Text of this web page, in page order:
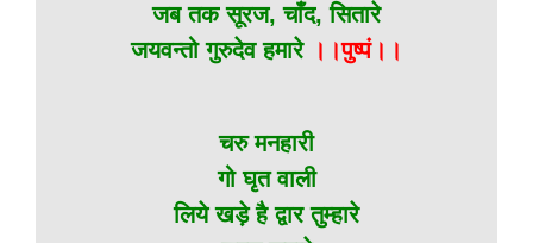
जब तक सूरज, चाँद, सितारे
जयवन्तो गुरुदेव हमारे।।पुष्पं।।
चरु मनहारी
गो घृत वाली
लिये खड़े है द्वार तुम्हारे